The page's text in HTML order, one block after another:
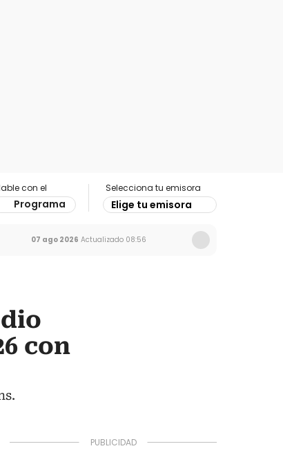
con el
Programa
Selecciona tu emisora
Elige tu emisora
07 ago 2026 Actualizado 08:56
con